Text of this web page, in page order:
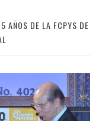
AÑOS DE LA FCPYS DE